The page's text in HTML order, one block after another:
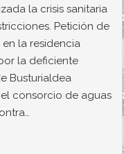
la crisis sanitaria
Petición de
la residencia
la deficiente
Busturialdea
consorcio de aguas